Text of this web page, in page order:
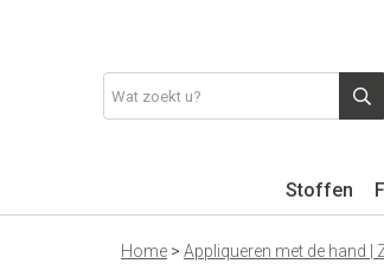
Stoffen
Home > Appliqueren met de hand